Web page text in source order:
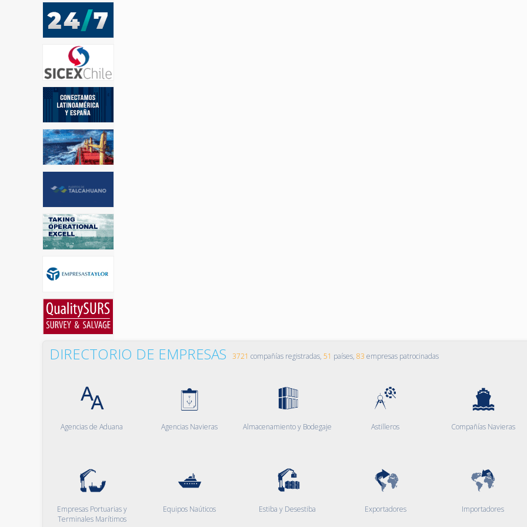
DIRECTORIO DE EMPRESAS 3721 compañías registradas, 51 países, 83 empresas patrocinadas
Agencias de Aduana Agencias Navieras Almacenamiento y Bodegaje Astilleros Compañías Navieras
Empresas Portuarias y
Terminales Marítimos
Equipos Naúticos Estiba y Desestiba Exportadores Importadores